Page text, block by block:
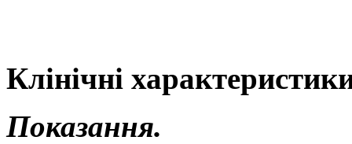
Клінічні
Показання.